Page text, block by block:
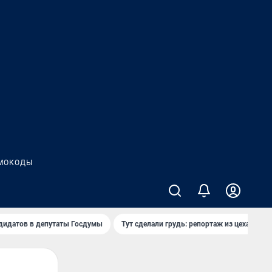
в депутаты Госдумы Тут сделали грудь: репортаж из цеха